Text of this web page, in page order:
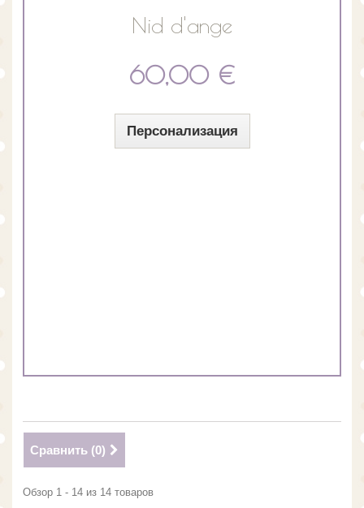
Nid d'ange
60,00 €
Персонализация
Сравнить (0)
Обзор 1 - 14 из 14 товаров